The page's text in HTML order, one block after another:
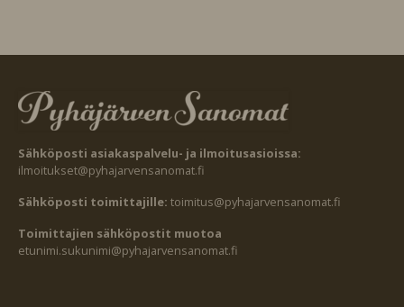
Sähköposti asiakaspalvelu- ja ilmoitusasioissa:
ilmoitukset@pyhajarvensanomat.fi
Sähköposti toimittajille: toimitus@pyhajarvensanomat.fi
Toimittajien sähköpostit muotoa
etunimi.sukunimi@pyhajarvensanomat.fi